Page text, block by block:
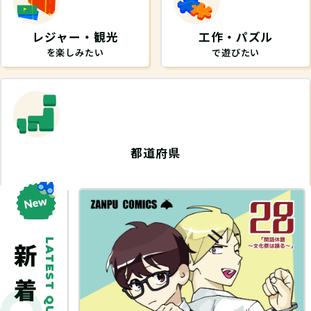
レジャー・観光
を楽しみたい
工作・パズル
で遊びたい
都道府県
LATEST QUEST
し